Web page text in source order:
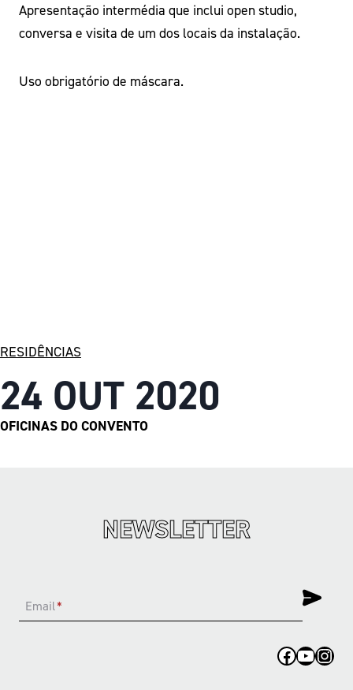
Apresentação intermédia que inclui open studio,
conversa e visita de um dos locais da instalação.
Uso obrigatório de máscara.
RESIDÊNCIAS
24 OUT 2020
OFICINAS DO CONVENTO
NEWSLETTER
Email*
Facebook